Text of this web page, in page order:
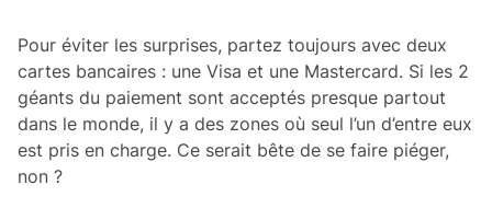
Pour éviter les surprises, partez toujours avec deux
cartes bancaires : une Visa et une Mastercard. Si les 2
géants du paiement sont acceptés presque partout
dans le monde, il y a des zones où seul l’un d’entre eux
est pris en charge. Ce serait bête de se faire piéger,
non ?